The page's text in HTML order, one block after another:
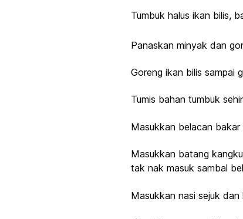
Tumbuk halus ikan bilis,
Panaskan minyak dan
Goreng ikan bilis sampai
Tumis bahan tumbuk
Masukkan belacan bakar
Masukkan batang
tak nak masuk sambal
Masukkan nasi sejuk